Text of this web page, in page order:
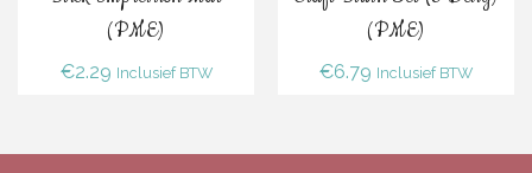
(PME)
€2.29 Inclusief BTW
(PME)
€6.79 Inclusief BTW